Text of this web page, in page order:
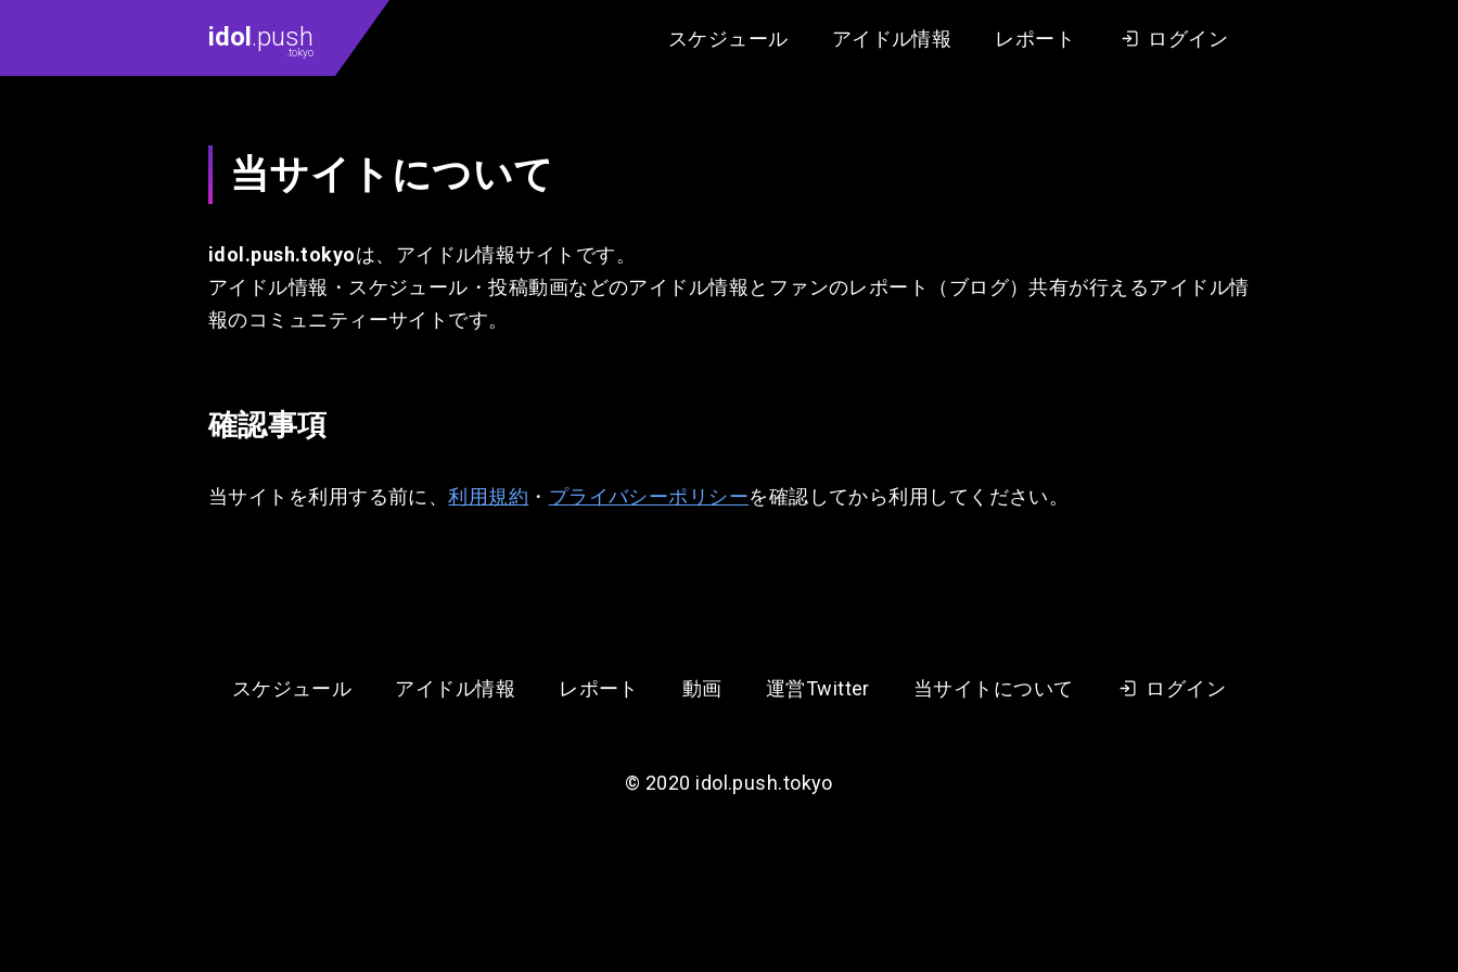
idol .push
.tokyo
スケジュール アイドル情報 レポート ログイン
当サイトについて
idol.push.tokyoは、アイドル情報サイトです。
アイドル情報・スケジュール・投稿動画などのアイドル情報とファンのレポート（ブログ）共有が行えるアイドル情
報のコミュニティーサイトです。
確認事項
当サイトを利用する前に、利用規約 ・ プライバシーポリシーを確認してから利用してください。
スケジュール アイドル情報 レポート 動画 運営Twitter 当サイトについて ログイン
©︎ 2020 idol.push.tokyo